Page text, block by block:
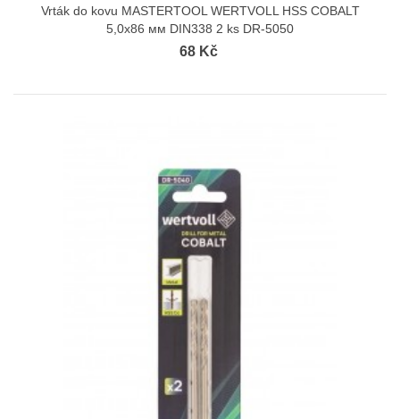
Vrták do kovu MASTERTOOL WERTVOLL HSS COBALT
5,0х86 мм DIN338 2 ks DR-5050
68 Kč